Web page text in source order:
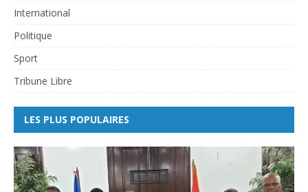
International
Politique
Sport
Tribune Libre
LES PLUS POPULAIRES